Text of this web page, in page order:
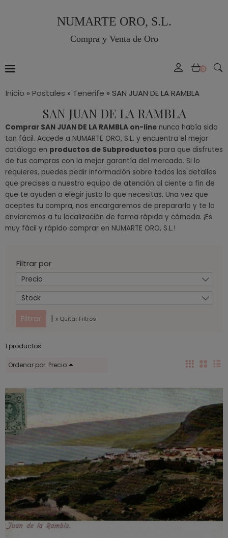
NUMARTE ORO, S.L.
Compra y Venta de Oro
0
Inicio » Postales » Tenerife » SAN JUAN DE LA RAMBLA
SAN JUAN DE LA RAMBLA
Comprar SAN JUAN DE LA RAMBLA on-line nunca había sido
tan fácil. Accede a NUMARTE ORO, S.L. y encuentra el mejor
catálogo en productos de Subproductos para que disfrutes
de tus compras con la mejor garantía del mercado. Si lo
requieres, puedes pedir información sobre todos los detalles
que precises a nuestro equipo de atención al ciente a fin de
que te ayuden a elegir justo lo que necesitas. Una vez que
aceptes tu compra, nos encargaremos de prepararlo y te lo
enviaremos a tu localización de forma rápida y cómoda. ¡Es
muy fácil y rápido comprar en NUMARTE ORO, S.L.!
Filtrar por
Precio
Stock
| x Quitar Filtros
1 productos
Ordenar por: Precio